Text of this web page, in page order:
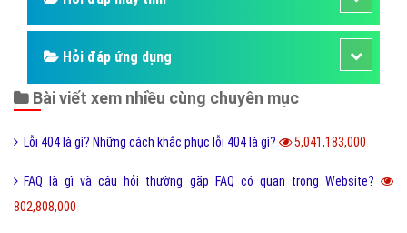
Hỏi đáp ứng dụng
Bài viết xem nhiều cùng chuyên mục
Lỗi 404 là gì? Những cách khắc phục lỗi 404 là gì? 5,041,183,000
FAQ là gì và câu hỏi thường gặp FAQ có quan trọng Website?
802,808,000